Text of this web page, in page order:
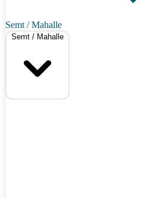
Semt / Mahalle
Semt / Mahalle